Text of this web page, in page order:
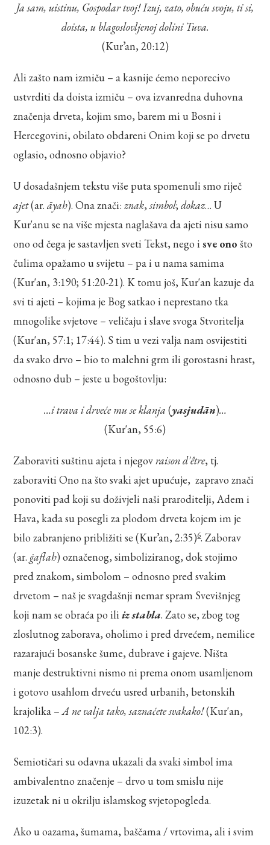
Ja sam, uistinu, Gospodar tvoj! Izuj, zato, obuću svoju, ti si,
doista, u blagoslovljenoj dolini Tuva.
(Kur’an, 20:12)
Ali zašto nam izmiču – a kasnije ćemo neporecivo
ustvrditi da doista izmiču – ova izvanredna duhovna
značenja drveta, kojim smo, barem mi u Bosni i
Hercegovini, obilato obdareni Onim koji se po drvetu
oglasio, odnosno objavio?
U dosadašnjem tekstu više puta spomenuli smo riječ
ajet(ar.āyah). Ona znači:znak,simbol;dokaz… U
Kur'anu se na više mjesta naglašava da ajeti nisu samo
ono od čega je sastavljen sveti Tekst, nego isve ono što
čulima opažamo u svijetu – pa i u nama samima
(Kur'an, 3:190; 51:20-21). K tomu još, Kur'an kazuje da
svi ti ajeti – kojima je Bog satkao i neprestano tka
mnogolike svjetove – veličaju i slave svoga Stvoritelja
(Kur'an, 57:1; 17:44). S tim u vezi valja nam osvijestiti
da svako drvo – bio to malehni grm ili gorostasni hrast,
odnosno dub – jeste u bogoštovlju:
…i trava i drveće mu se klanja (yasjudān)…
(Kur'an, 55:6)
Zaboraviti suštinu ajeta i njegovraison d'être, tj.
zaboraviti Ono na što svaki ajet upućuje, zapravo znači
ponoviti pad koji su doživjeli naši praroditelji, Adem i
Hava, kada su posegli za plodom drveta kojem im je
bilo zabranjeno približiti se (Kur’an, 2:35)6. Zaborav
(ar. ġaflah) označenog, simboliziranog, dok stojimo
pred znakom, simbolom – odnosno pred svakim
drvetom – naš je svagdašnji nemar spram Svevišnjeg
koji nam se obraća po iliiz stabla. Zato se, zbog tog
zloslutnog zaborava, oholimo i pred drvećem, nemilice
razarajući bosanske šume, dubrave i gajeve. Ništa
manje destruktivni nismo ni prema onom usamljenom
i gotovo usahlom drveću usred urbanih, betonskih
krajolika –A ne valja tako, saznaćete svakako!(Kur'an,
102:3).
Semiotičari su odavna ukazali da svaki simbol ima
ambivalentno značenje – drvo u tom smislu nije
izuzetak ni u okrilju islamskog svjetopogleda.
Ako u oazama, šumama, baščama / vrtovima, ali i svim